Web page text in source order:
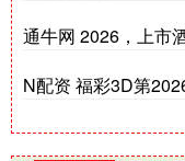
通牛网 2026，上市
N配资 福彩3D第